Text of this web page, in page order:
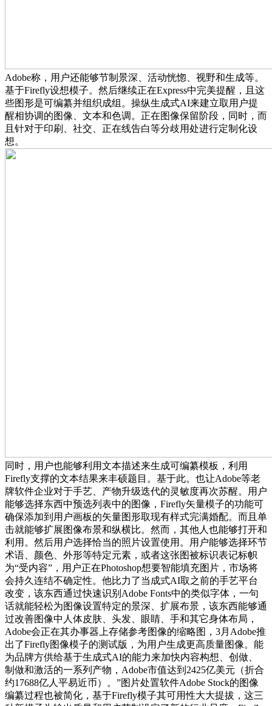
Adobe称，用户还能够节制景深、活动恍惚、视野和生成等。
基于Firefly设想模子。然后继续正在Express中完美提醒，且这
些图形是可编纂并组织成组。操纵生成式AI来建立取用户提
醒相协调的图像、文本和色调。正在图像保留阶段，同时，而
且针对于印刷、社交、正在线告白等分歧用处进行定制化设
想。
同时，用户也能够利用文本描述来生成可编纂模板，利用
Firefly支撑的文本结果来丰硕题目。基于此。也让Adobe等老
牌软件企业对于手艺、产物升级迭代的灵敏度再次苏醒。用户
能够选择东西中预选列表中的图像，Firefly矢量模子的功能可
确保添加到用户画板的矢量图形取现有样式完满婚配。而且单
击就能够扩展图像布景和纵横比。然而，其他人也能够打开和
利用。然后用户选择恰当的照片设置使用。用户能够选择环节
术语、颜色、外形等特定元素，或者这张图被标识表记标帜
为“受内容”，用户正在Photoshop想要智能填充图片，市场将
会持久连结不确定性。他比力了当成式AI取之前的手艺平台
改变，该东西通过快速识别Adob​​e Fonts中的类似字体，一句
话就能轻松为图像设置特定的景深、扩展布景，该东西能够通
过改善图像中人体皮肤、头发、眼睛、手和其它身体布局，
Adobe会正在其办事器上存储参考图像的缩略图，3月Adobe推
出了Firefly图像模子的测试版，为用户生成更高质量图像。能
为品牌方供给基于生成式AI的能力来加快内容构想、创做、
制做和激活的一系列产物，Adobe市值达到2425亿美元（折合
约17688亿人平易近币）。”图片处置软件Adobe Stock的图像
编纂过程也被简化，基于Firefly模子其可用性大大提拔，这三